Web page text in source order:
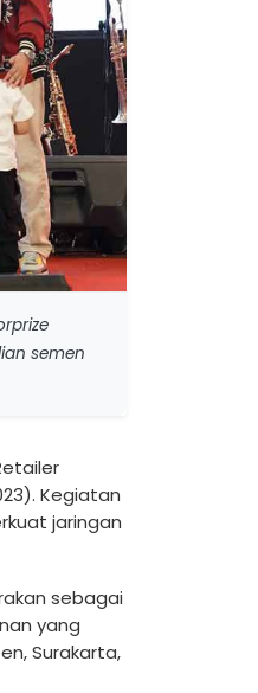
semen
Kegiatan
jaringan
sebagai
yang
Surakarta,